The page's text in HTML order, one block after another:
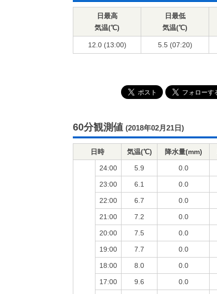
日最高
気温(℃)
日最低
気温(℃)
12.0 (13:00) 5.5 (07:20)
60分観測値 (2018年02月21日)
日時 気温(℃) 降水量(mm)
24:00 5.9 0.0
23:00 6.1 0.0
22:00 6.7 0.0
21:00 7.2 0.0
20:00 7.5 0.0
19:00 7.7 0.0
18:00 8.0 0.0
17:00 9.6 0.0